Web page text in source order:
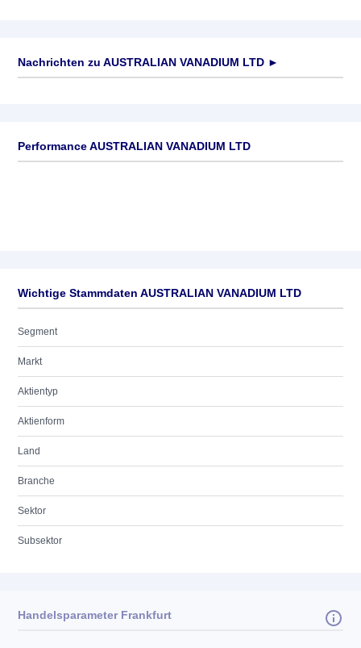
Nachrichten zu AUSTRALIAN VANADIUM LTD ►
Performance AUSTRALIAN VANADIUM LTD
Wichtige Stammdaten AUSTRALIAN VANADIUM LTD
Segment
Markt
Aktientyp
Aktienform
Land
Branche
Sektor
Subsektor
Handelsparameter Frankfurt